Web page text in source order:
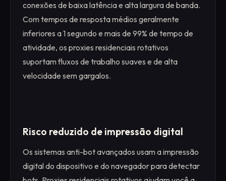
conexões de baixa latência e alta largura de banda.
Com tempos de resposta médios geralmente
inferiores a 1 segundo e mais de 99% de tempo de
atividade, os proxies residenciais rotativos
suportam fluxos de trabalho suaves e de alta
velocidade sem gargalos.
Risco reduzido de impressão digital
Os sistemas anti-bot avançados usam a impressão
digital do dispositivo e do navegador para detectar